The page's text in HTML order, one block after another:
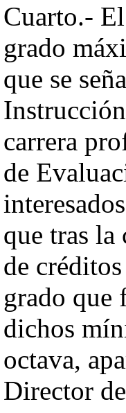
Cuarto.-
grado
que se
carrera
de
que tras
de
grado que
dichos
octava,
Director